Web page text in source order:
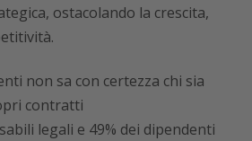
ostacolando la crescita,
non sa con certezza chi sia
contratti
legali e 49% dei dipendenti